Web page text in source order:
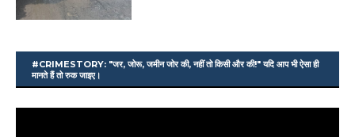
#CRIMESTORY: "जर, जोरू, जमीन जोर की, नहीं तो किसी और की!" यदि आप भी ऐसा ही
मानते हैं तो रुक जाइए।